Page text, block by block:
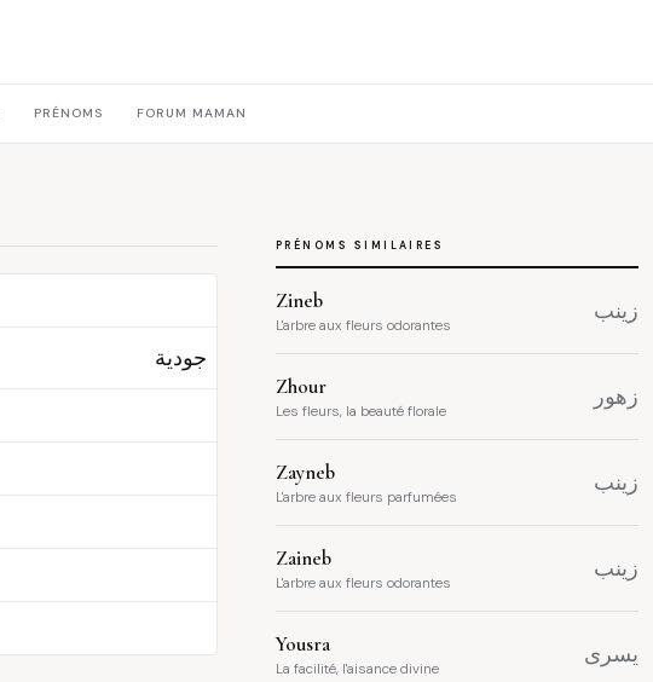
PRÉNOMS FORUM MAMAN
جودية
PRÉNOMS SIMILAIRES
Zineb
L'arbre aux fleurs odorantes
زينب
Zhour
Les fleurs, la beauté florale
زهور
Zayneb
L'arbre aux fleurs parfumées
زينب
Zaineb
L'arbre aux fleurs odorantes
زينب
Yousra
La facilité, l'aisance divine
يسرى